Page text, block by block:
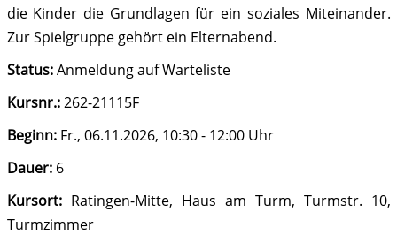
die Kinder die Grundlagen für ein soziales Miteinander.
Zur Spielgruppe gehört ein Elternabend.
Status: Anmeldung auf Warteliste
Kursnr.:262-21115F
Beginn: Fr., 06.11.2026, 10:30 - 12:00 Uhr
Dauer:6
Kursort:Ratingen-Mitte, Haus am Turm, Turmstr. 10,
Turmzimmer